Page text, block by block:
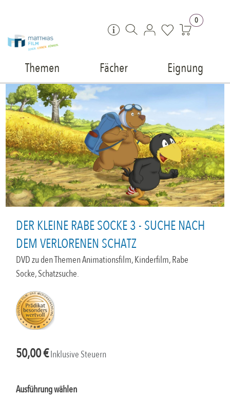
0
Themen Fächer Eignung
DER KLEINE RABE SOCKE 3 - SUCHE NACH
DEM VERLORENEN SCHATZ
DVD zu den Themen Animationsfilm, Kinderfilm, Rabe
Socke, Schatzsuche.
50,00€Inklusive Steuern
Ausführung wählen